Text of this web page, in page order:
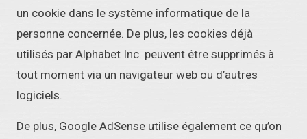
un cookie dans le système informatique de la
personne concernée. De plus, les cookies déjà
utilisés par Alphabet Inc. peuvent être supprimés à
tout moment via un navigateur web ou d’autres
logiciels.
De plus, Google AdSense utilise également ce qu’on